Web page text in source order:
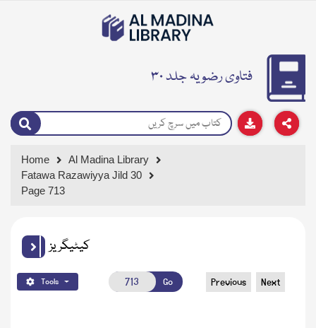
فتاوی رضویہ جلد ۳۰
Home
Al Madina Library
Fatawa Razawiyya Jild 30
Page 713
کیٹیگریز
Tools Go Previous Next